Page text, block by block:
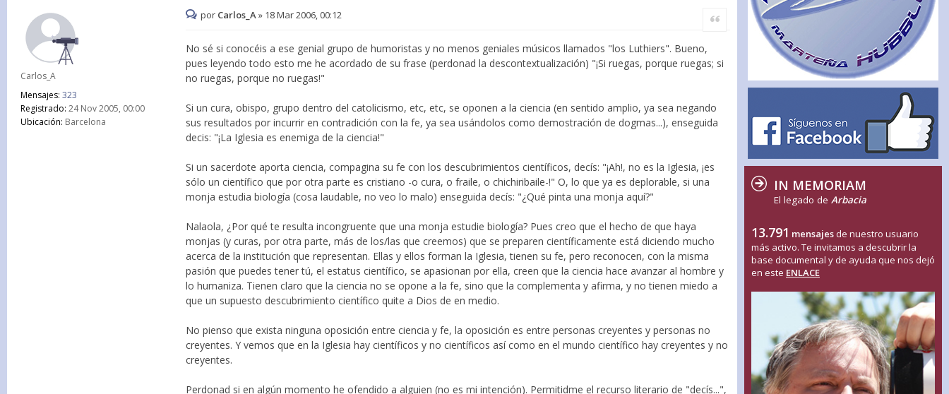
Carlos_A
Mensajes: 323
Registrado: 24 Nov 2005, 00:00
Ubicación: Barcelona
Citar
por Carlos_A» 18 Mar 2006, 00:12
No sé si conocéis a ese genial grupo de humoristas y no menos geniales músicos llamados "los Luthiers". Bueno,
pues leyendo todo esto me he acordado de su frase (perdonad la descontextualización) "¡Si ruegas, porque ruegas; si
no ruegas, porque no ruegas!"
Si un cura, obispo, grupo dentro del catolicismo, etc, etc, se oponen a la ciencia (en sentido amplio, ya sea negando
sus resultados por incurrir en contradición con la fe, ya sea usándolos como demostración de dogmas...), enseguida
decis: "¡La Iglesia es enemiga de la ciencia!"
Si un sacerdote aporta ciencia, compagina su fe con los descubrimientos científicos, decís: "¡Ah!, no es la Iglesia, ¡es
sólo un científico que por otra parte es cristiano -o cura, o fraile, o chichiribaile-!" O, lo que ya es deplorable, si una
monja estudia biología (cosa laudable, no veo lo malo) enseguida decís: "¿Qué pinta una monja aquí?"
Nalaola, ¿Por qué te resulta incongruente que una monja estudie biología? Pues creo que el hecho de que haya
monjas (y curas, por otra parte, más de los/las que creemos) que se preparen científicamente está diciendo mucho
acerca de la institución que representan. Ellas y ellos forman la Iglesia, tienen su fe, pero reconocen, con la misma
pasión que puedes tener tú, el estatus científico, se apasionan por ella, creen que la ciencia hace avanzar al hombre y
lo humaniza. Tienen claro que la ciencia no se opone a la fe, sino que la complementa y afirma, y no tienen miedo a
que un supuesto descubrimiento científico quite a Dios de en medio.
No pienso que exista ninguna oposición entre ciencia y fe, la oposición es entre personas creyentes y personas no
creyentes. Y vemos que en la Iglesia hay científicos y no científicos así como en el mundo científico hay creyentes y no
creyentes.
Perdonad si en algún momento he ofendido a alguien (no es mi intención). Permitidme el recurso literario de "decís...",
IN MEMORIAM
El legado de Arbacia
13.791 mensajes de nuestro usuario
más activo. Te invitamos a descubrir la
base documental y de ayuda que nos dejó
en este ENLACE